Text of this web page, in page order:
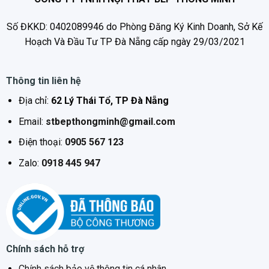
– Bảng điều kiển cảm ứng trượt cao cấp
– Thiết kế vùng nấu dấu + và nét đứt sang trọng
Những chức năng chính của bếp từ đôi Hafele
HC-I3732A
– 9 mức gia nhiệt với cảm ứng trượt trực tiếp
– Chức năng gia nhiệt nhanh cho từng vùng nấu
– Hai vùng nấu với tính năng tự nhận diện xoong nồi
– Chức năng chống tràn (tự động tắt bếp khi nước vào
Số ĐKKD: 0402089946 do Phòng Đăng Ký Kinh Doanh, Sở Kế
Hoạch Và Đầu Tư TP Đà Nẵng cấp ngày 29/03/2021
Thông tin liên hệ
Địa chỉ: 62 Lý Thái Tổ, TP Đà Nẵng
Email: stbepthongminh@gmail.com
Điện thoại: 0905 567 123
Zalo: 0918 445 947
Chính sách hỗ trợ